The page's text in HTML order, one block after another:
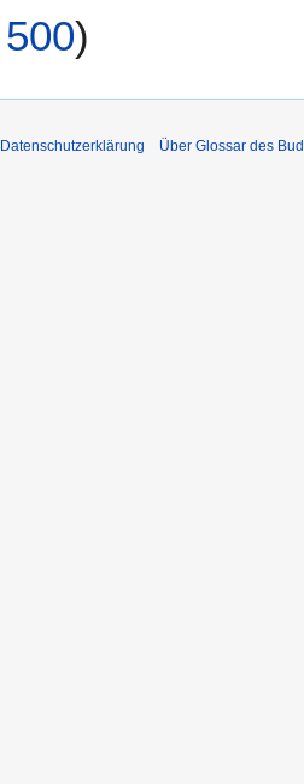
500)
Datenschutzerklärung Über Glossar des